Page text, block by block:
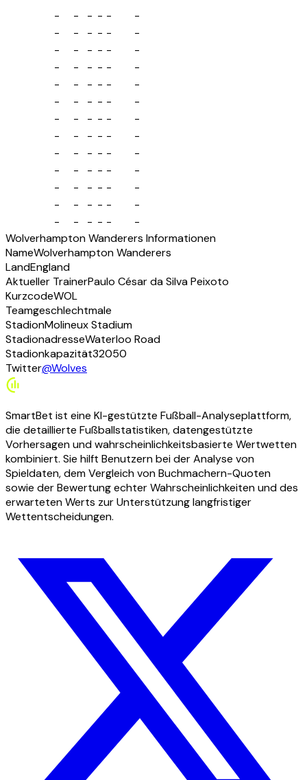
-
- - - -
-
-
- - - -
-
-
- - - -
-
-
- - - -
-
-
- - - -
-
-
- - - -
-
-
- - - -
-
-
- - - -
-
-
- - - -
-
-
- - - -
-
-
- - - -
-
-
- - - -
-
-
- - - -
-
Wolverhampton Wanderers Informationen
NameWolverhampton Wanderers
LandEngland
Aktueller TrainerPaulo César da Silva Peixoto
KurzcodeWOL
Teamgeschlechtmale
StadionMolineux Stadium
StadionadresseWaterloo Road
Stadionkapazität32050
Twitter@Wolves
SmartBet ist eine KI-gestützte Fußball-Analyseplattform,
die detaillierte Fußballstatistiken, datengestützte
Vorhersagen und wahrscheinlichkeitsbasierte Wertwetten
kombiniert. Sie hilft Benutzern bei der Analyse von
Spieldaten, dem Vergleich von Buchmachern-Quoten
sowie der Bewertung echter Wahrscheinlichkeiten und des
erwarteten Werts zur Unterstützung langfristiger
Wettentscheidungen.